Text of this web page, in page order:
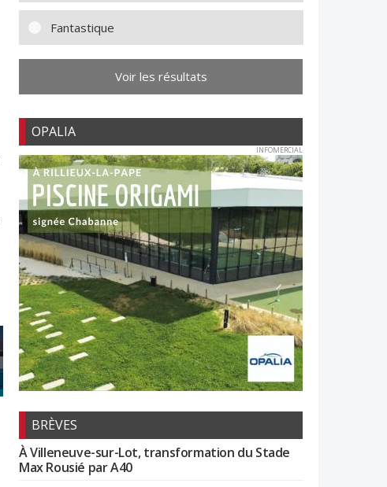
Fantastique
Voir les résultats
OPALIA
INFOMERCIAL
BRÈVES
À Villeneuve-sur-Lot, transformation du Stade
Max Rousié par A40